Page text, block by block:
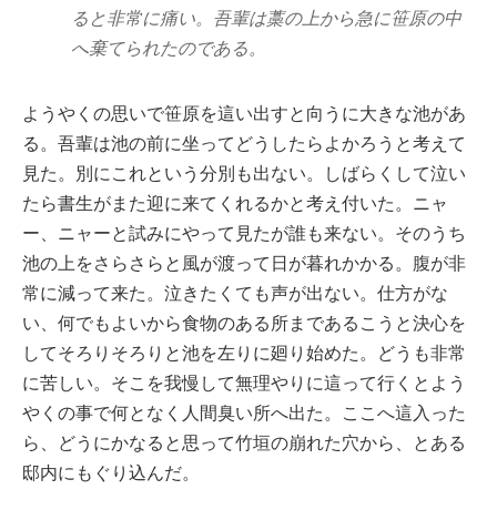
ると非常に痛い。吾輩は藁の上から急に笹原の中
へ棄てられたのである。
ようやくの思いで笹原を這い出すと向うに大きな池があ
る。吾輩は池の前に坐ってどうしたらよかろうと考えて
見た。別にこれという分別も出ない。しばらくして泣い
たら書生がまた迎に来てくれるかと考え付いた。ニャ
ー、ニャーと試みにやって見たが誰も来ない。そのうち
池の上をさらさらと風が渡って日が暮れかかる。腹が非
常に減って来た。泣きたくても声が出ない。仕方がな
い、何でもよいから食物のある所まであるこうと決心を
してそろりそろりと池を左りに廻り始めた。どうも非常
に苦しい。そこを我慢して無理やりに這って行くとよう
やくの事で何となく人間臭い所へ出た。ここへ這入った
ら、どうにかなると思って竹垣の崩れた穴から、とある
邸内にもぐり込んだ。